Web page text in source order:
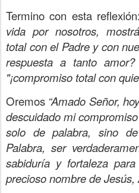
Termino con esta reflexión:
vida por nosotros,
total con el Padre y con
respuesta a tanto
"¡compromiso total con
Oremos “Amado Señor,
descuidado mi
solo de palabra, sino
Palabra, ser
sabiduría y fortaleza
precioso nombre de Jesús,